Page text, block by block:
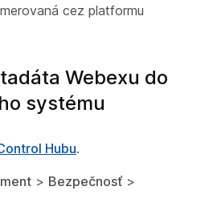
cez platformu
Webexu do
systému
Hubu.
> Bezpečnosť >